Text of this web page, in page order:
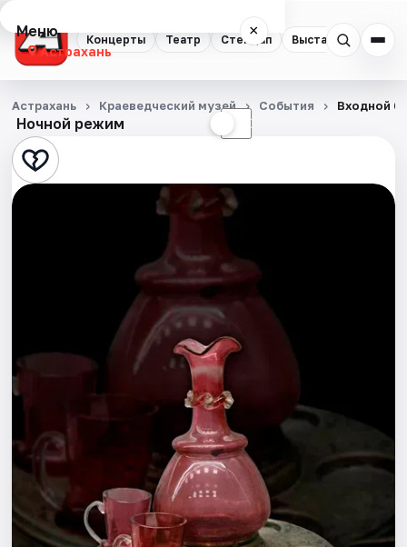
Концерты Театр Стендап Выставки
Меню ×
Астрахань
Концерты
Театр
Стендап
Спорт
События
Города
Площадки
Артисты
Ночной режим ☾
Астрахань Краеведческий музей События Входной